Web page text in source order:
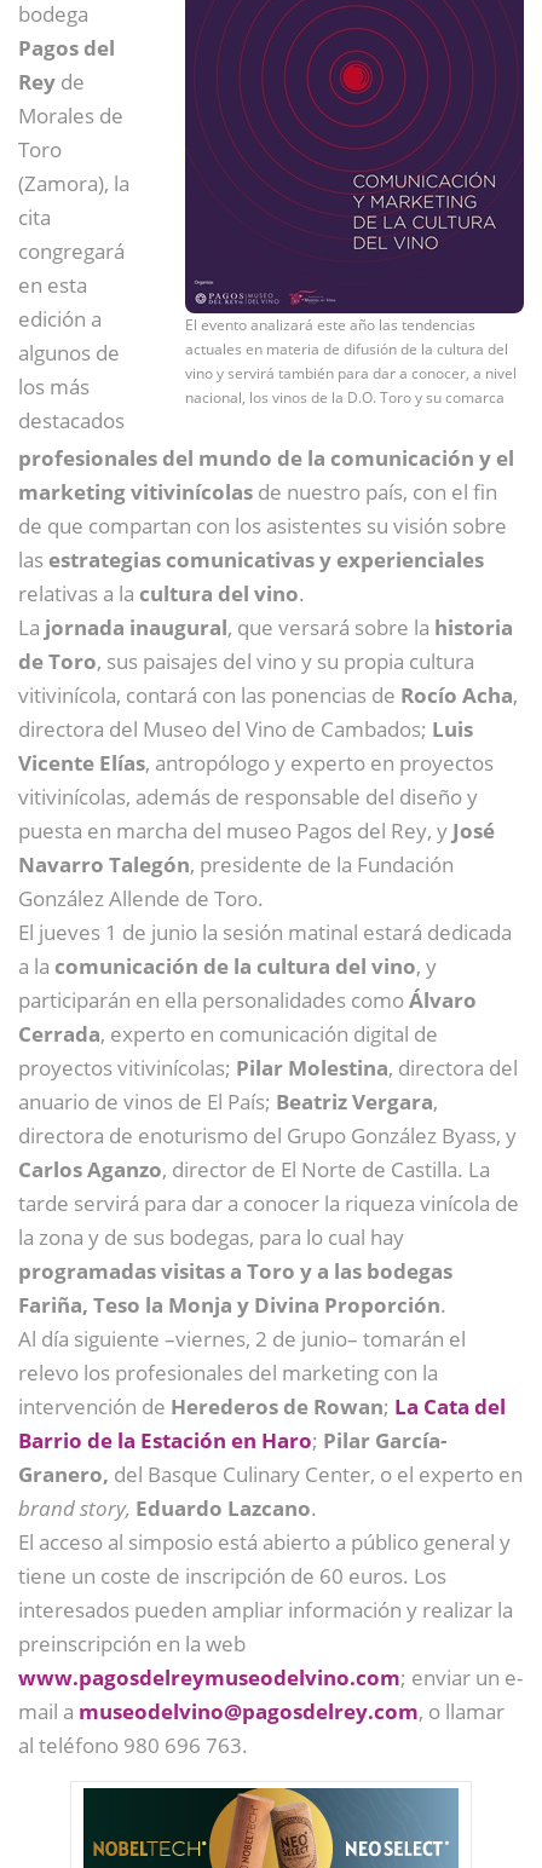
El evento analizará este año las tendencias
actuales en materia de difusión de la cultura del
vino y servirá también para dar a conocer, a nivel
nacional, los vinos de la D.O. Toro y su comarca
bodega
Pagos del
Rey de
Morales de
Toro
(Zamora), la
cita
congregará
en esta
edición a
algunos de
los más
destacados
profesionales del mundo de la comunicación y el
marketing vitivinícolas de nuestro país, con el fin
de que compartan con los asistentes su visión sobre
lasestrategias comunicativas y experienciales
relativas a la cultura del vino.
La jornada inaugural, que versará sobre la historia
de Toro, sus paisajes del vino y su propia cultura
vitivinícola, contará con las ponencias de Rocío Acha,
directora del Museo del Vino de Cambados; Luis
Vicente Elías, antropólogo y experto en proyectos
vitivinícolas, además de responsable del diseño y
puesta en marcha del museo Pagos del Rey, y José
Navarro Talegón, presidente de la Fundación
González Allende de Toro.
El jueves 1 de junio la sesión matinal estará dedicada
a la comunicación de la cultura del vino, y
participarán en ella personalidades comoÁlvaro
Cerrada, experto en comunicación digital de
proyectos vitivinícolas; Pilar Molestina, directora del
anuario de vinos de El País; Beatriz Vergara,
directora de enoturismo del Grupo González Byass, y
Carlos Aganzo, director de El Norte de Castilla. La
tarde servirá para dar a conocer la riqueza vinícola de
la zona y de sus bodegas, para lo cual hay
programadas visitas a Toro y a las bodegas
Fariña, Teso la Monja y Divina Proporción.
Al día siguiente –viernes, 2 de junio– tomarán el
relevo los profesionales del marketing con la
intervención de Herederos de Rowan; La Cata del
Barrio de la Estación en Haro; Pilar García-
Granero, del Basque Culinary Center, o el experto en
brand story, Eduardo Lazcano.
El acceso al simposio está abierto a público general y
tiene un coste de inscripción de 60 euros. Los
interesados pueden ampliar información y realizar la
preinscripción en la web
www.pagosdelreymuseodelvino.com; enviar un e-
mail a museodelvino@pagosdelrey.com, o llamar
al teléfono 980 696 763.